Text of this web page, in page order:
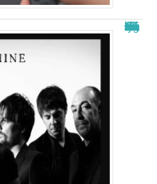
La signification de “j’ai demandé à la lune” d’indochine